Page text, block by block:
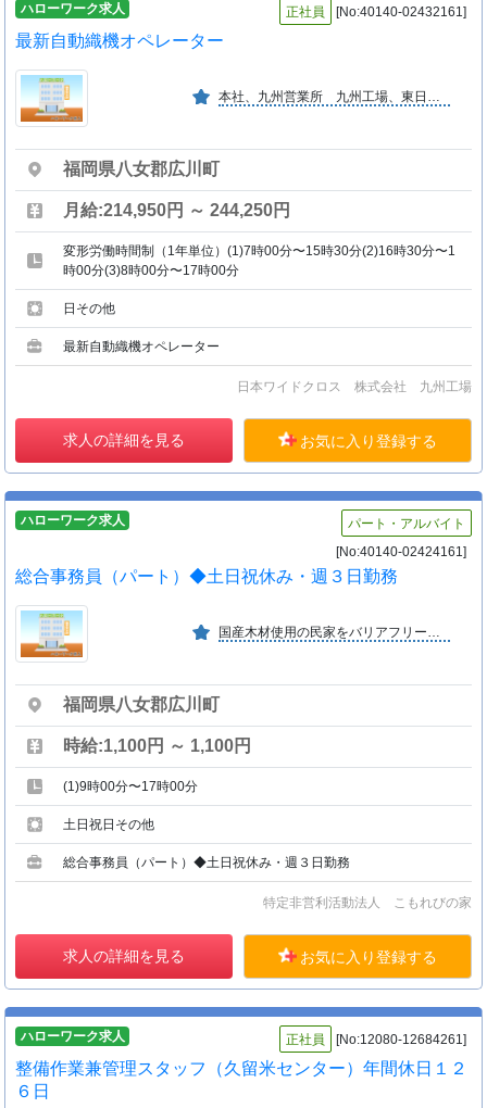
ハローワーク求人 正社員 [No:40140-02432161]
最新自動織機オペレーター
本社、九州営業所 九州工場、東日本事業所と全国展開しており 農業用ネットの製造メーカーではトップメーカーです。タイに現地法人（タイワイドクロス）有り。
福岡県八女郡広川町
月給:214,950円 ～ 244,250円
変形労働時間制（1年単位）(1)7時00分〜15時30分(2)16時30分〜1
時00分(3)8時00分〜17時00分
日その他
最新自動織機オペレーター
日本ワイドクロス 株式会社 九州工場
求人の詳細を見る お気に入り登録する
ハローワーク求人
パート・アルバイト
[No:40140-02424161]
総合事務員（パート）◆土日祝休み・週３日勤務
国産木材使用の民家をバリアフリーに改造し、家庭でくつろいでいるようなデイサービス、託児所、学童を運営しています。化学農薬不使用農作物や無添加食材を使った食事を提供しています。
福岡県八女郡広川町
時給:1,100円 ～ 1,100円
(1)9時00分〜17時00分
土日祝日その他
総合事務員（パート）◆土日祝休み・週３日勤務
特定非営利活動法人 こもれびの家
求人の詳細を見る お気に入り登録する
ハローワーク求人 正社員 [No:12080-12684261]
整備作業兼管理スタッフ（久留米センター）年間休日１２
６日